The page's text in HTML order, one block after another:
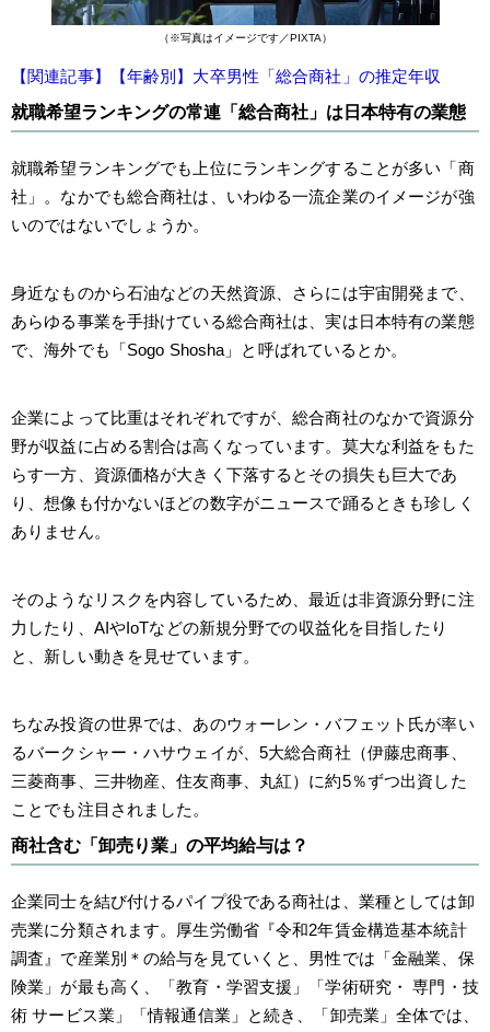
（※写真はイメージです／PIXTA）
【関連記事】【年齢別】大卒男性「総合商社」の推定年収
就職希望ランキングの常連「総合商社」は日本特有の業態
就職希望ランキングでも上位にランキングすることが多い「商
社」。なかでも総合商社は、いわゆる一流企業のイメージが強
いのではないでしょうか。
身近なものから石油などの天然資源、さらには宇宙開発まで、
あらゆる事業を手掛けている総合商社は、実は日本特有の業態
で、海外でも「Sogo Shosha」と呼ばれているとか。
企業によって比重はそれぞれですが、総合商社のなかで資源分
野が収益に占める割合は高くなっています。莫大な利益をもた
らす一方、資源価格が大きく下落するとその損失も巨大であ
り、想像も付かないほどの数字がニュースで踊るときも珍しく
ありません。
そのようなリスクを内容しているため、最近は非資源分野に注
力したり、AIやIoTなどの新規分野での収益化を目指したり
と、新しい動きを見せています。
ちなみ投資の世界では、あのウォーレン・バフェット氏が率い
るバークシャー・ハサウェイが、5大総合商社（伊藤忠商事、
三菱商事、三井物産、住友商事、丸紅）に約5％ずつ出資した
ことでも注目されました。
商社含む「卸売り業」の平均給与は？
企業同士を結び付けるパイプ役である商社は、業種としては卸
売業に分類されます。厚生労働省『令和2年賃金構造基本統計
調査』で産業別＊の給与を見ていくと、男性では「金融業、保
険業」が最も高く、「教育・学習支援」「学術研究・ 専門・技
術 サービス業」「情報通信業」と続き、「卸売業」全体では、